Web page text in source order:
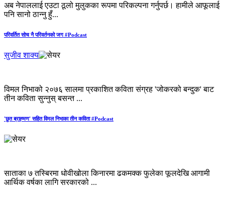
अब नेपाललाई एउटा ठूलो मुलुकका रूपमा परिकल्पना गर्नुपर्छ। हामीले आफूलाई
पनि सानो ठान्नु हुँ...
परिवर्तित सोच नै परिवर्तनको जग #Podcast
सुजीव शाक्य
विमल निभाको २०७६ सालमा प्रकाशित कविता संग्रह 'जोकरको बन्दुक' बाट
तीन कविता सुन्नुस् बसन्त ...
'छुत ब्राह्‍मण' सहित विमल निभाका तीन कविता #Podcast
साताका ७ तस्बिरमा धोवीखोला किनारमा ढकमक्क फुलेका फूलदेखि आगामी
आर्थिक वर्षका लागि सरकारको ...